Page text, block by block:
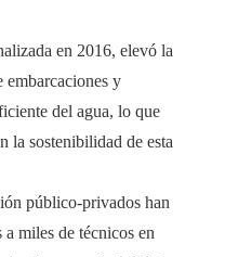
en 2016, elevó la
embarcaciones y
del agua, lo que
la sostenibilidad de esta
público‑privados han
miles de técnicos en